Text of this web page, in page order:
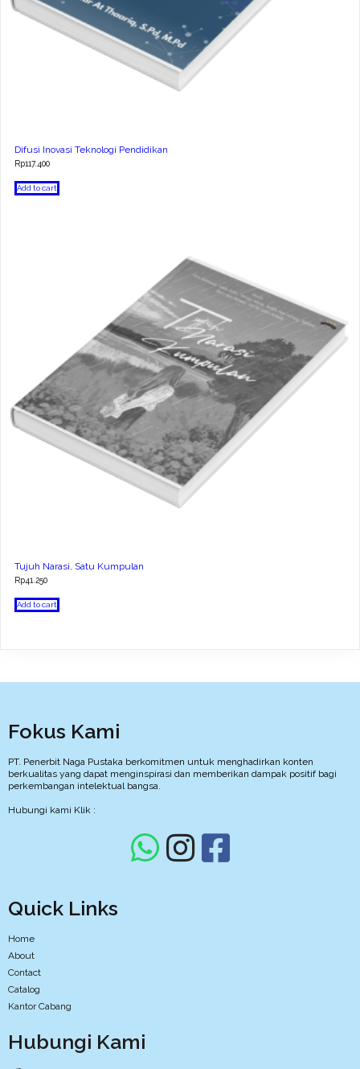
Difusi Inovasi Teknologi Pendidikan
Rp117.400
Add to cart
Tujuh Narasi, Satu Kumpulan
Rp41.250
Add to cart
Fokus Kami
PT. Penerbit Naga Pustaka berkomitmen untuk menghadirkan konten
berkualitas yang dapat menginspirasi dan memberikan dampak positif bagi
perkembangan intelektual bangsa.
Hubungi kami Klik :
Quick Links
Home
About
Contact
Catalog
Kantor Cabang
Hubungi Kami